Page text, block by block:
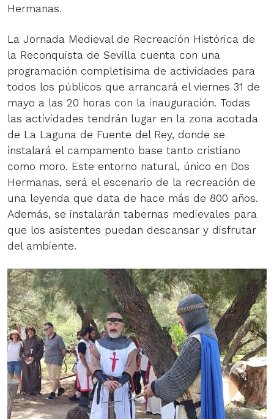
Hermanas.
La Jornada Medieval de Recreación Histórica de
la Reconquista de Sevilla cuenta con una
programación completísima de actividades para
todos los públicos que arrancará el viernes 31 de
mayo a las 20 horas con la inauguración. Todas
las actividades tendrán lugar en la zona acotada
de La Laguna de Fuente del Rey, donde se
instalará el campamento base tanto cristiano
como moro. Este entorno natural, único en Dos
Hermanas, será el escenario de la recreación de
una leyenda que data de hace más de 800 años.
Además, se instalarán tabernas medievales para
que los asistentes puedan descansar y disfrutar
del ambiente.